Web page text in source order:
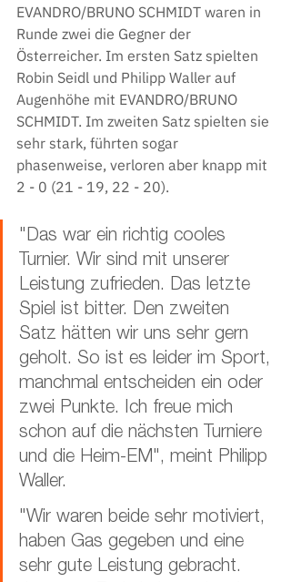
EVANDRO/BRUNO SCHMIDT waren in
Runde zwei die Gegner der
Österreicher. Im ersten Satz spielten
Robin Seidl und Philipp Waller auf
Augenhöhe mit EVANDRO/BRUNO
SCHMIDT. Im zweiten Satz spielten sie
sehr stark, führten sogar
phasenweise, verloren aber knapp mit
2 - 0 (21 - 19, 22 - 20).
"Das war ein richtig cooles
Turnier. Wir sind mit unserer
Leistung zufrieden. Das letzte
Spiel ist bitter. Den zweiten
Satz hätten wir uns sehr gern
geholt. So ist es leider im Sport,
manchmal entscheiden ein oder
zwei Punkte. Ich freue mich
schon auf die nächsten Turniere
und die Heim-EM", meint Philipp
Waller.
"Wir waren beide sehr motiviert,
haben Gas gegeben und eine
sehr gute Leistung gebracht.